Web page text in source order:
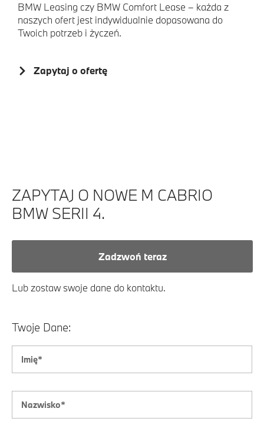
BMW Leasing czy BMW Comfort Lease – każda z
naszych ofert jest indywidualnie dopasowana do
Twoich potrzeb i życzeń.
Zapytaj o ofertę
ZAPYTAJ O NOWE M CABRIO
BMW SERII 4.
Zadzwoń teraz
Lub zostaw swoje dane do kontaktu.
Twoje Dane: